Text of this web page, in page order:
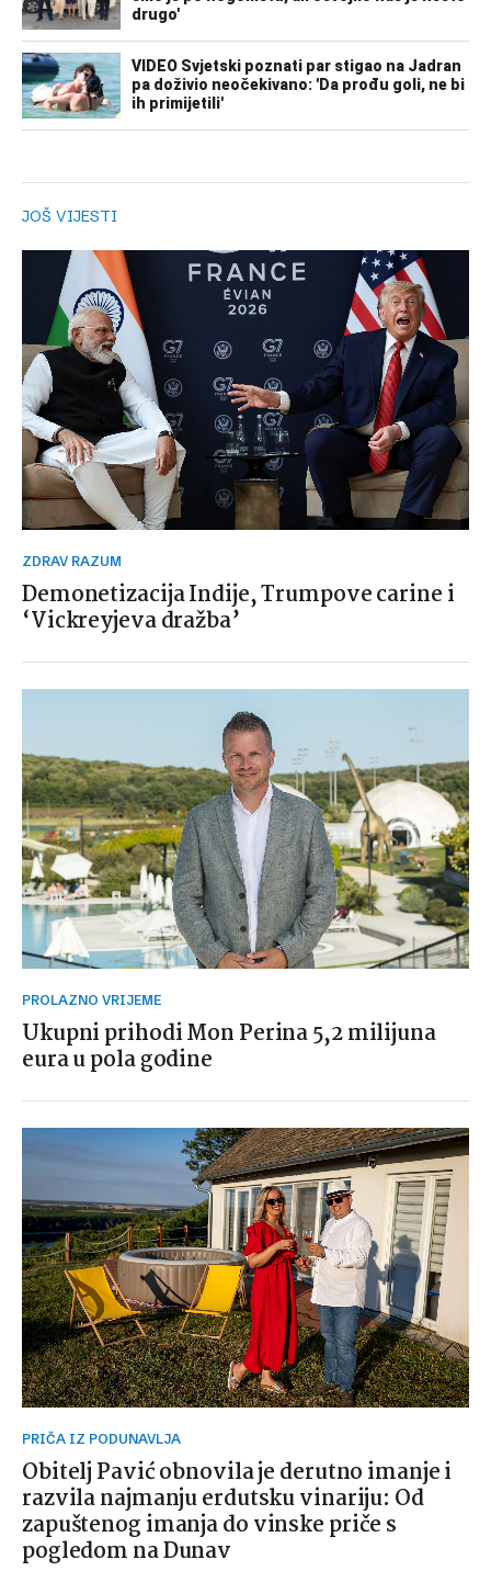
JOŠ VIJESTI
ZDRAV RAZUM
Demonetizacija Indije, Trumpove carine i
‘Vickreyjeva dražba’
PROLAZNO VRIJEME
Ukupni prihodi Mon Perina 5,2 milijuna
eura u pola godine
PRIČA IZ PODUNAVLJA
Obitelj Pavić obnovila je derutno imanje i
razvila najmanju erdutsku vinariju: Od
zapuštenog imanja do vinske priče s
pogledom na Dunav